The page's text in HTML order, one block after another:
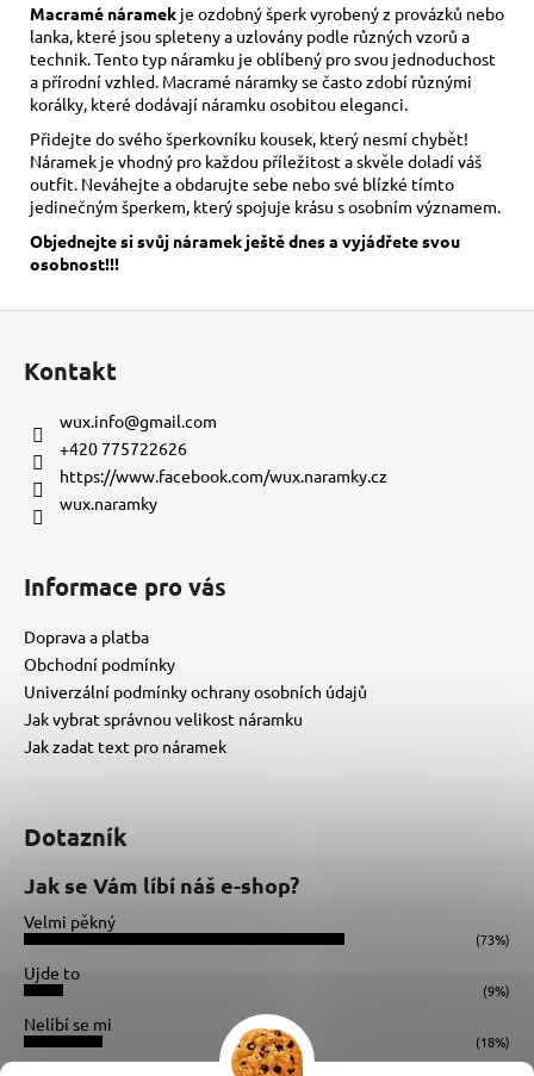
Macramé náramek je ozdobný šperk vyrobený z provázků nebo
lanka, které jsou spleteny a uzlovány podle různých vzorů a
technik. Tento typ náramku je oblíbený pro svou jednoduchost
a přírodní vzhled. Macramé náramky se často zdobí různými
korálky, které dodávají náramku osobitou eleganci.
Přidejte do svého šperkovníku kousek, který nesmí chybět!
Náramek je vhodný pro každou příležitost a skvěle doladí váš
outfit. Neváhejte a obdarujte sebe nebo své blízké tímto
jedinečným šperkem, který spojuje krásu s osobním významem.
Objednejte si svůj náramek ještě dnes a vyjádřete svou
osobnost!!!
Kontakt
wux.info@gmail.com
+420 775722626
https://www.facebook.com/wux.naramky.cz
wux.naramky
Informace pro vás
Doprava a platba
Obchodní podmínky
Univerzální podmínky ochrany osobních údajů
Jak vybrat správnou velikost náramku
Jak zadat text pro náramek
Dotazník
Jak se Vám líbí náš e-shop?
Velmi pěkný
(73%)
Ujde to
(9%)
Nelíbí se mi
(18%)